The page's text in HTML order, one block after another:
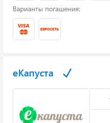
Варианты погашения:
еКапуста